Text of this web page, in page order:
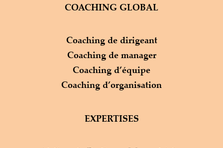
COACHING GLOBAL
Coaching de dirigeant
Coaching de manager
Coaching d’équipe
Coaching d’organisation
EXPERTISES